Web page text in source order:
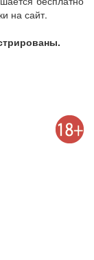
на сайт.